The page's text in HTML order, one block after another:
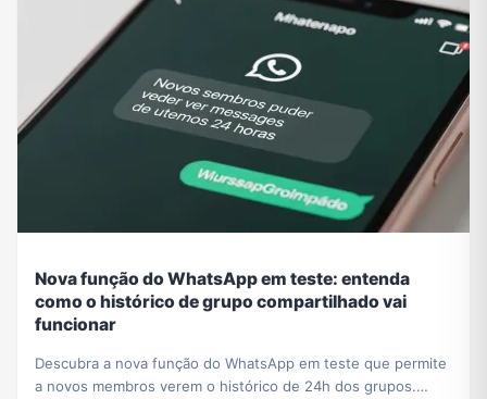
Nova função do WhatsApp em teste: entenda
como o histórico de grupo compartilhado vai
funcionar
Descubra a nova função do WhatsApp em teste que permite
a novos membros verem o histórico de 24h dos grupos.